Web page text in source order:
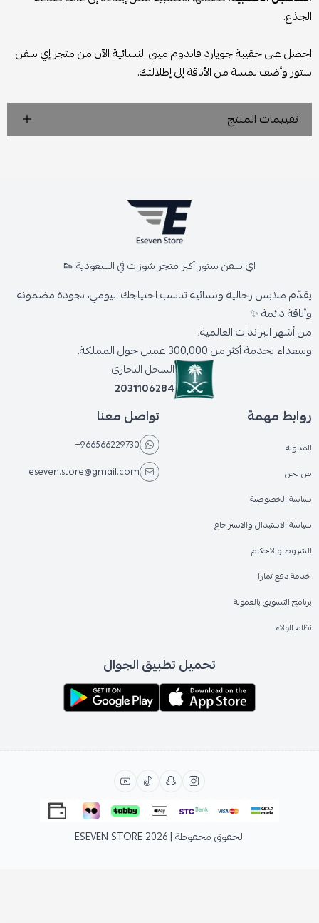
الجذع.
احصل على حقيبة جويارد فاندوم ميني النسائية الآن من متجر إي سفن
ستور وأضف لمسة من الأناقة إلى إطلالتك.
تقييمات المنتج
اي سفن ستور أكبر متجر شوزات في السعودية 👟
يقدّم ملابس رجالية ونسائية تناسب احتياجك اليومي، بجودة مضمونة
وأناقة دائمة ✨
من أشهر البراندات العالمية،
وسعداء بخدمة أكثر من 300,000 عميل حول المملكة.
السجل التجاري
2031106284
روابط مهمة
المدونة
من نحن
سياسة الخصوصية
سياسة الاستبدال والاسترجاع
الشروط والاحكام
خدمة دفع تمارا
برنامج التسويق بالعمولة
نظام الولاء
تواصل معنا
+966566229730
eseven.store@gmail.com
تحميل تطبيق الجوال
الحقوق محفوظة | 2026 ESEVEN STORE